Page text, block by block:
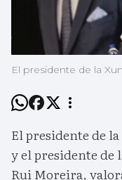
El presidente de la
El presidente de
y el presidente de
Rui Moreira,